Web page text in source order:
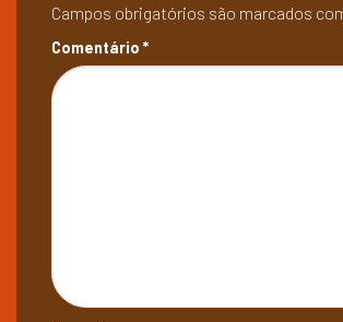
Campos obrigatórios são marcados
Comentário *